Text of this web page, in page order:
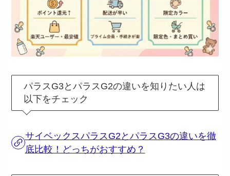
パラスG3とパラスG2の違いを知りたい人は
以下をチェック
サイベックスパラスG2とパラスG3の違いを徹
底比較！どっちがおすすめ？